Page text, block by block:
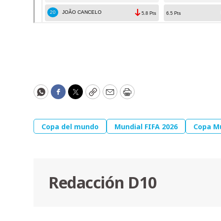
WhatsApp
Facebook
Twitter
CopyEmailPrint
Copa del mundo Mundial FIFA 2026 Copa
Redacción D10